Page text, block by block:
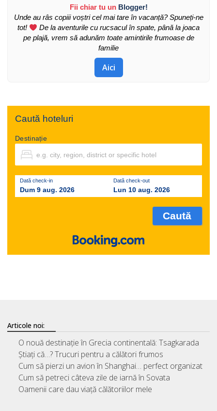
Fii chiar tu un Blogger!
Unde au râs copiii voștri cel mai tare în vacanță? Spuneți-ne
tot!
De la aventurile cu rucsacul în spate, până la joaca
pe plajă, vrem să adunăm toate amintirile frumoase de
familie
Aici
Caută hoteluri
Destinație
Dată check-in
Dum 9 aug. 2026
Dată check-out
Lun 10 aug. 2026
Articole noi:
O nouă destinație în Grecia continentală: Tsagkarada
Știați că…? Trucuri pentru a călători frumos
Cum să pierzi un avion în Shanghai… perfect organizat
Cum să petreci câteva zile de iarnă în Sovata
Oamenii care dau viață călătoriilor mele